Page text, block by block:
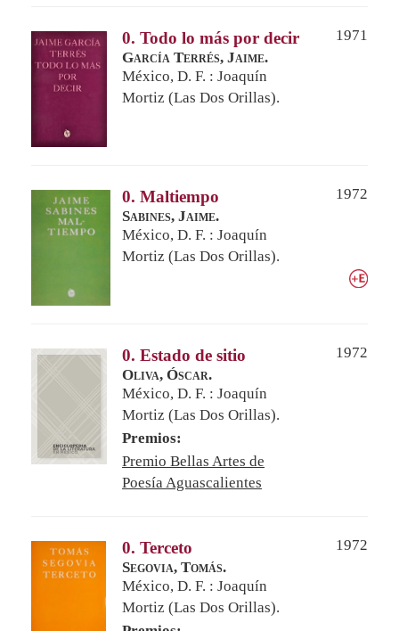
0. Todo lo más por decir
1971
García Terrés, Jaime.
México, D. F. : Joaquín
Mortiz (Las Dos Orillas).
0. Maltiempo
1972
Sabines, Jaime.
México, D. F. : Joaquín
Mortiz (Las Dos Orillas).
0. Estado de sitio
1972
Oliva, Óscar.
México, D. F. : Joaquín
Mortiz (Las Dos Orillas).
Premios:
Premio Bellas Artes de
Poesía Aguascalientes
0. Terceto
1972
Segovia, Tomás.
México, D. F. : Joaquín
Mortiz (Las Dos Orillas).